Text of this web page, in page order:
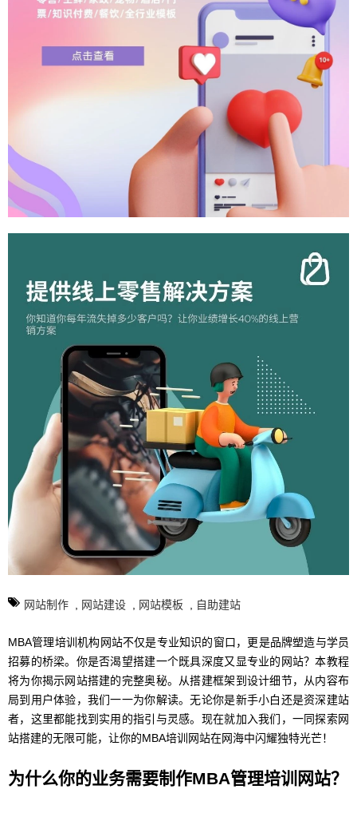
网站制作 网站建设 网站模板 自助建站
MBA管理培训机构网站不仅是专业知识的窗口，更是品牌塑造与学员
招募的桥梁。你是否渴望搭建一个既具深度又显专业的网站？本教程
将为你揭示网站搭建的完整奥秘。从搭建框架到设计细节，从内容布
局到用户体验，我们一一为你解读。无论你是新手小白还是资深建站
者，这里都能找到实用的指引与灵感。现在就加入我们，一同探索网
站搭建的无限可能，让你的MBA培训网站在网海中闪耀独特光芒！
为什么你的业务需要制作MBA管理培训网站？